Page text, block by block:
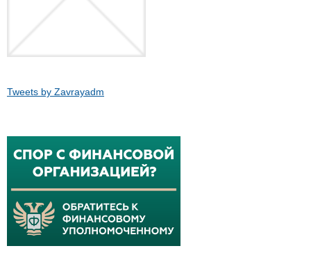
Tweets by Zavrayadm